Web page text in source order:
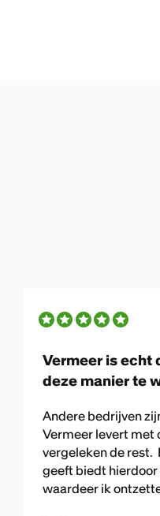
Vermeer is echt
deze manier te
Andere bedrijven
Vermeer levert met
vergeleken de rest.
geeft biedt
waardeer ik